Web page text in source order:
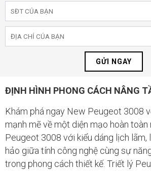
GỬI NGAY
ĐỊNH HÌNH PHONG CÁCH NÂNG
Khám phá ngay New Peugeot 3008
mạnh mẽ về một diện mạo hoàn toàn
Peugeot 3008 với kiểu dáng lịch lãm,
hảo giữa tính công nghệ cùng sự
trong phong cách thiết kế. Triết lý